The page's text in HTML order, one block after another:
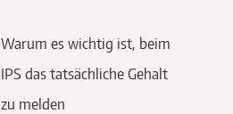
Warum es wichtig ist, beim
IPS das tatsächliche Gehalt
zu melden